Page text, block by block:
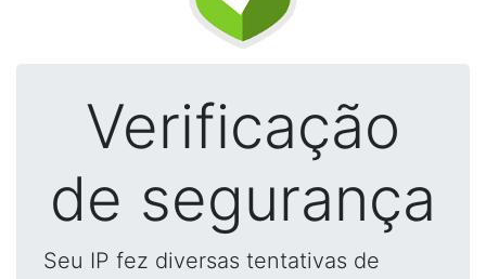
Verificação
de segurança
Seu IP fez diversas tentativas de